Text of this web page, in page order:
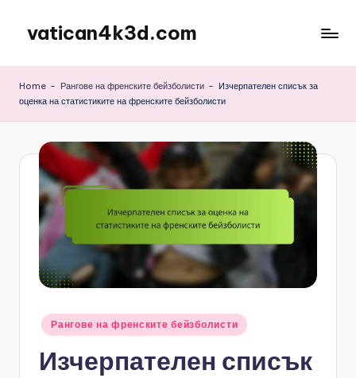
content
vatican4k3d.com
Home - Рангове на френските бейзболисти - Изчерпателен списък за
оценка на статистиките на френските бейзболисти
Posted
in
Рангове на френските бейзболисти
Изчерпателен списък